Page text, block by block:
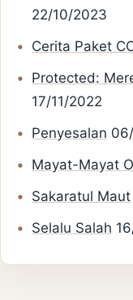
22/10/2023
Cerita Paket
Protected:
17/11/2022
Penyesalan
Mayat-Mayat
Sakaratul Maut
Selalu Salah